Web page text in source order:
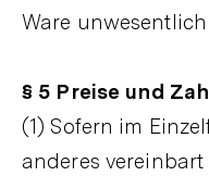
Ware
§ 5 Preise und
(1) Sofern im
anderes